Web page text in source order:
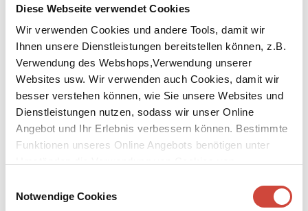
Diese Webseite verwendet Cookies
Wir verwenden Cookies und andere Tools, damit wir
Ihnen unsere Dienstleistungen bereitstellen können, z.B.
Verwendung des Webshops,Verwendung unserer
Websites usw. Wir verwenden auch Cookies, damit wir
besser verstehen können, wie Sie unsere Websites und
Dienstleistungen nutzen, sodass wir unser Online
Angebot und Ihr Erlebnis verbessern können. Bestimmte
Funktionen unseres Online Angebots benötigen unter
Notwendige Cookies
Foto: Michaela Kölle / Agentur Anzenberger / © Diogenes Verlag
Download Bilddatei
↘
Mario Petuzzi
Mario Petuzzi, geboren 1989 in Hall in Tirol, lebt mit seiner
Familie in der Nähe von Innsbruck. Er studierte Wirtschaft und
und an der Prosawerkstatt des Literarischen Colloquiums Berlin
teil. ›Winterschlaf‹ ist sein Debütroman.